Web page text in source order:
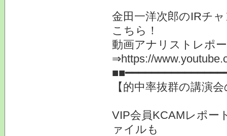
金田一洋次郎のIRチ
こちら！
動画アナリストレポ
⇒https://
【的中率抜群の講演
VIP会員KCAMレポー
ァイルも